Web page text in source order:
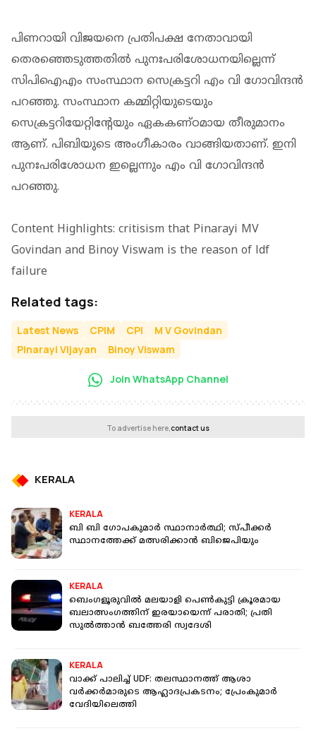
പിണറായി വിജയനെ പ്രതിപക്ഷ നേതാവായി
തെരഞ്ഞെടുത്തതില്‍ പുനഃപരിശോധനയില്ലെന്ന്
സിപിഐഎം സംസ്ഥാന സെക്രട്ടറി എം വി ഗോവിന്ദന്‍
പറഞ്ഞു. സംസ്ഥാന കമ്മിറ്റിയുടെയും
സെക്രട്ടറിയേറ്റിന്റേയും ഏകകണ്ഠമായ തീരുമാനം
ആണ്. പിബിയുടെ അംഗീകാരം വാങ്ങിയതാണ്. ഇനി
പുനഃപരിശോധന ഇല്ലെന്നും എം വി ഗോവിന്ദന്‍
പറഞ്ഞു.
Content Highlights: critisism that Pinarayi MV
Govindan and Binoy Viswam is the reason of ldf
failure
Related tags:
Latest News CPIM CPI
M V Govindan
Pinarayi Vijayan
Binoy Viswam
Join WhatsApp Channel
To advertise here,contact us
KERALA
KERALA
ബി ബി ഗോപകുമാര്‍ സ്ഥാനാര്‍ത്ഥി; സ്പീക്കര്‍
സ്ഥാനത്തേക്ക് മത്സരിക്കാന്‍ ബിജെപിയും
KERALA
ബെംഗളൂരുവിൽ മലയാളി പെൺകുട്ടി ക്രൂരമായ
ബലാത്സംഗത്തിന് ഇരയായെന്ന് പരാതി; പ്രതി
സുൽത്താൻ ബത്തേരി സ്വദേശി
KERALA
വാക്ക് പാലിച്ച് UDF: തലസ്ഥാനത്ത് ആശാ
വര്‍ക്കര്‍മാരുടെ ആഹ്ലാദപ്രകടനം; പ്രേംകുമാര്‍
വേദിയിലെത്തി